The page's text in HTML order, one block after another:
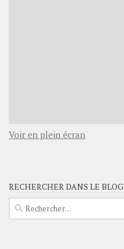
Voir en plein écran
RECHERCHER DANS LE BLOG
Rechercher :